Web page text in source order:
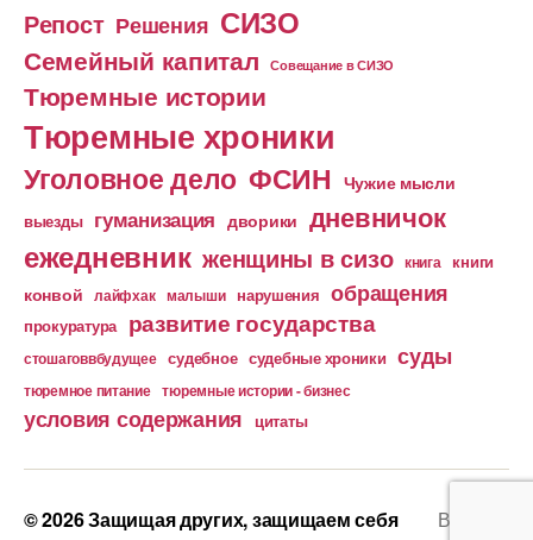
Репост Решения СИЗО
Семейный капитал Совещание в СИЗО
Тюремные истории
Тюремные хроники
Уголовное дело ФСИН Чужие мысли
выезды гуманизация дворики дневничок
ежедневник женщины в сизо книга книги
конвой лайфхак малыши нарушения обращения
прокуратура развитие государства
стошаговвбудущее судебное судебные хроники суды
тюремное питание тюремные истории - бизнес
условия содержания цитаты
© 2026Защищая других, защищаем себя Вверх